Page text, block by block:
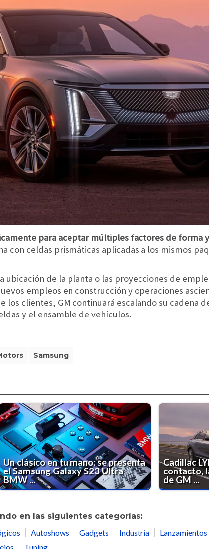
para aceptar múltiples factores de forma
con celdas prismáticas aplicadas a los mismos
ubicación de la planta o las proyecciones de
empleos en construcción y operaciones
los clientes, GM continuará escalando su cadena
y el ensamble de vehículos.
Samsung
Un clásico en tu mano: se presenta
el Samsung Galaxy S23 Ultra
BMW ...
Cadillac
contacto,
de GM ...
en las siguientes categorías:
Autoshows Gadgets Industria Lanzamientos
Tuning